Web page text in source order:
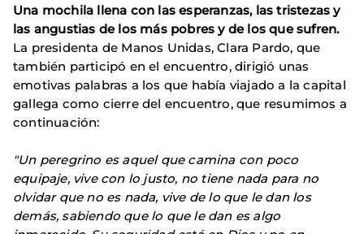
Una mochila llena con las esperanzas, las tristezas y
las angustias de los más pobres y de los que sufren.
La presidenta de Manos Unidas, Clara Pardo, que
también participó en el encuentro, dirigió unas
emotivas palabras a los que había viajado a la capital
gallega como cierre del encuentro, que resumimos a
continuación:
"Un peregrino es aquel que camina con poco
equipaje, vive con lo justo, no tiene nada para no
olvidar que no es nada, vive de lo que le dan los
demás, sabiendo que lo que le dan es algo